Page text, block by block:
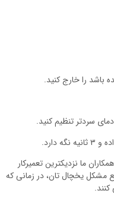
را خارج کنید.
سردتر تنظیم کنید.
ما نزدیکترین تعمیرکار
یخچال تان، در زمانی که